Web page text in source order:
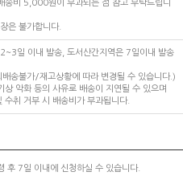
송비 5,000원이 부과되는 점 참고 부탁드립니
은 불가합니다.
일 이내 발송, 도서산간지역은 7일이내 발송
송불가/재고상황에 따라 변경될 수 있습니다.)
상 악화 등의 사유로 배송이 지연될 수 있으며
수취 거부 시 배송비가 부과됩니다.
후 7일 이내에 신청하실 수 있습니다.